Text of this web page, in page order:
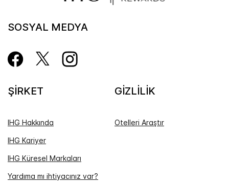
SOSYAL MEDYA
ŞİRKET
IHG Hakkında
IHG Kariyer
IHG Küresel Markaları
Yardıma mı ihtiyacınız var?
GİZLİLİK
Otelleri Araştır